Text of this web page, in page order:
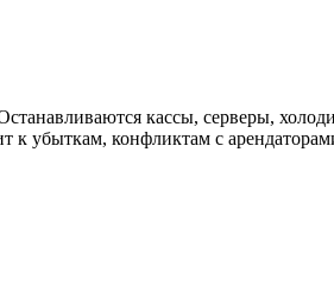
кассы, серверы,
убыткам, конфликтам с